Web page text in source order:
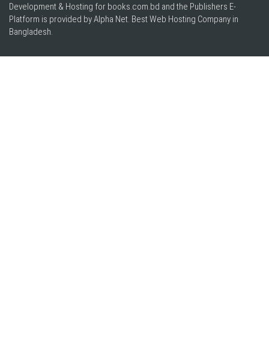
Development & Hosting for books.com.bd and the Publishers E-
Platform is provided by Alpha Net. BestWeb Hosting Company in
Bangladesh.